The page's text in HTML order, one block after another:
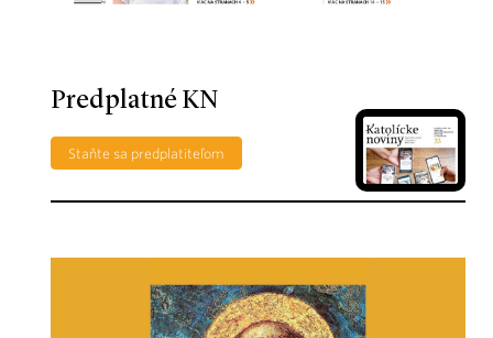
Predplatné KN
Staňte sa predplatiteľom